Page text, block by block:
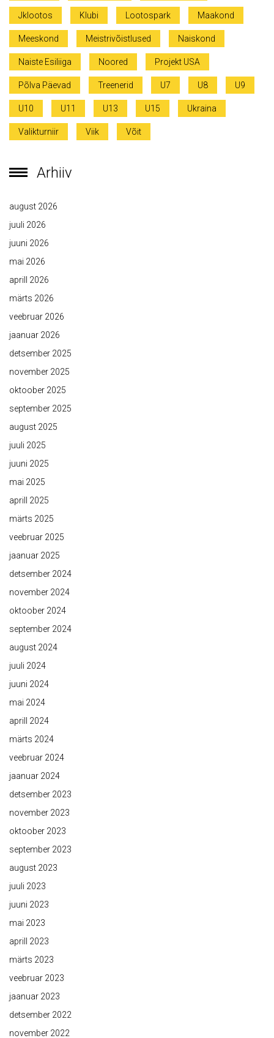
Jklootos Klubi Lootospark Maakond
Meeskond Meistrivõistlused Naiskond
Naiste Esiliiga Noored Projekt USA
Põlva Päevad Treenerid U7 U8 U9
U10 U11 U13 U15 Ukraina
Valikturniir Viik Võit
Arhiiv
august 2026
juuli 2026
juuni 2026
mai 2026
aprill 2026
märts 2026
veebruar 2026
jaanuar 2026
detsember 2025
november 2025
oktoober 2025
september 2025
august 2025
juuli 2025
juuni 2025
mai 2025
aprill 2025
märts 2025
veebruar 2025
jaanuar 2025
detsember 2024
november 2024
oktoober 2024
september 2024
august 2024
juuli 2024
juuni 2024
mai 2024
aprill 2024
märts 2024
veebruar 2024
jaanuar 2024
detsember 2023
november 2023
oktoober 2023
september 2023
august 2023
juuli 2023
juuni 2023
mai 2023
aprill 2023
märts 2023
veebruar 2023
jaanuar 2023
detsember 2022
november 2022